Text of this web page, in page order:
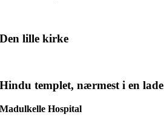
Den lille kirke
Hindu templet, nærmest i en lade
Madulkelle Hospital